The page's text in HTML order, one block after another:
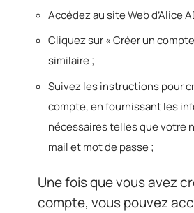
Accédez au site Web d’Alice
Cliquez sur « Créer un
similaire ;
Suivez les instructions pour
compte, en fournissant les
nécessaires telles que votre
mail et mot de passe ;
Une fois que vous avez
compte, vous pouvez